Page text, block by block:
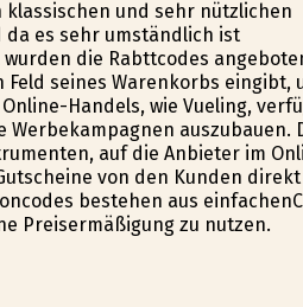
klassischen und sehr nützlichen
es sehr umständlich ist
die Rabttcodes
seines Warenkorbs eingibt,
Handels, wie Vueling,
auszubauen.
auf die Anbieter im
von den Kunden direkt
bestehen aus
Preisermäßigung zu nutzen.